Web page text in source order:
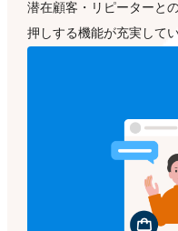
潜在顧客・リピーターと
押しする機能が充実してい